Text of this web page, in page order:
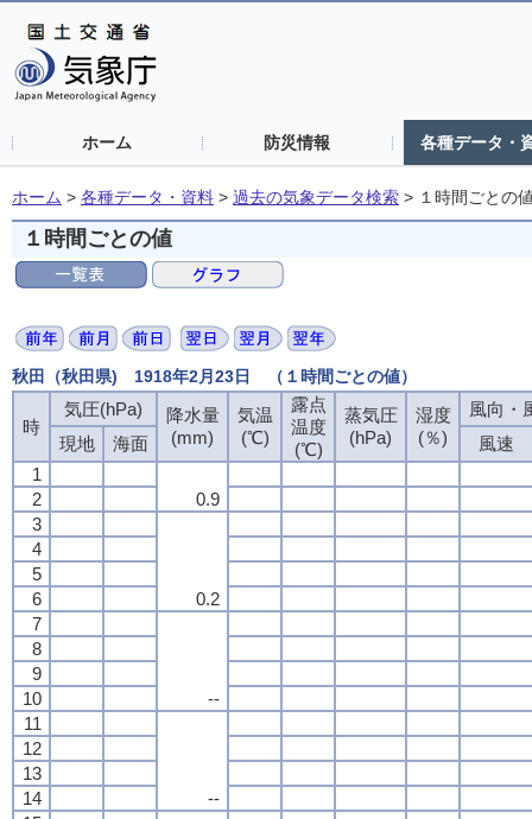
ホーム 防災情報 各種データ・
ホーム > 各種データ・資料 > 過去の気象データ検索 > １時間ごとの
１時間ごとの値
秋田（秋田県) 1918年2月23日 （１時間ごとの値）
時
気圧(hPa)
降水量
(mm)
気温
(℃)
露点
温度
(℃)
蒸気圧
(hPa)
湿度
(％)
風向・
現地
海面
風速
1
0.9
2
3
0.2
4
5
6
7
--
8
9
10
11
--
12
13
14